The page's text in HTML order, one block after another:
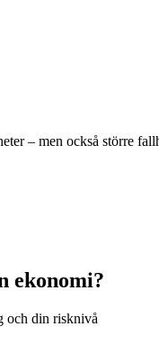
– men också större
ekonomi?
och din risknivå